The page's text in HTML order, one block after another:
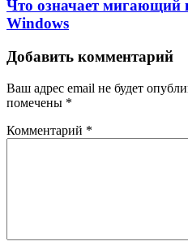
Что означает мигающий
Windows
Добавить комментарий
Ваш адрес email не будет
помечены *
Комментарий *